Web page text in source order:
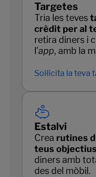
Targetes
Tria les teves
crèdit per al
retira diners i
l’app, amb la
Sol·licita la teva
Estalvi
Crea rutines
teus objectius
diners amb
des del mòbil.